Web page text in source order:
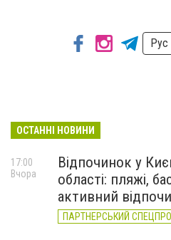
Рус
ОСТАННІ НОВИНИ
Відпочинок у
області: пляжі,
активний
ПАРТНЕРСЬКИЙ
17:00
Вчора